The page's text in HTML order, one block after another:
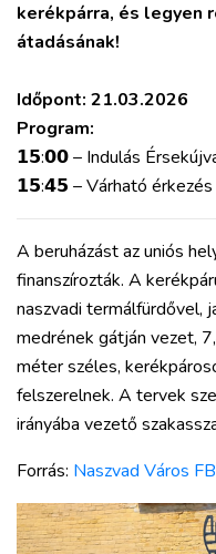
kerékpárra, és legyen
átadásának!
Időpont: 21.03.2026
Program:
𝟭𝟱:𝟬𝟬 – Indulás
𝟭𝟱:𝟰𝟱 – Várható érkezés
A beruházást az uniós
finanszírozták. A
naszvadi termálfürdővel,
medrének gátján vezet,
méter széles,
felszerelnek. A tervek
irányába vezető
Forrás: Naszvad Város FB